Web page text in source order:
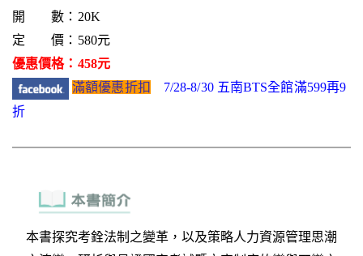
開 數：20K
定 價：580元
優惠價格：458元
滿額優惠折扣
7/28-8/30 五南BTS全館滿599再9
折